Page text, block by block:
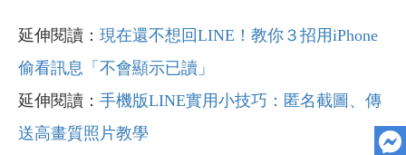
延伸閱讀： 現在還不想回LINE！教你３招用iPhone
偷看訊息「不會顯示已讀」
延伸閱讀： 手機版LINE實用小技巧：匿名截圖、傳
送高畫質照片教學